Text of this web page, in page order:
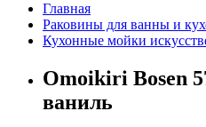
Главная
Раковины для ванны и
Кухонные мойки
Omoikiri Bosen
ваниль